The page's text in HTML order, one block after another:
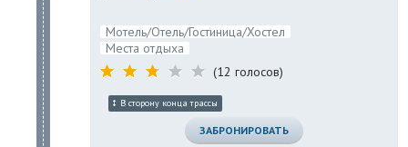
Мотель/Отель/Гостиница/Хостел
Места отдыха
(12 голосов)
В сторону конца трассы
ЗАБРОНИРОВАТЬ